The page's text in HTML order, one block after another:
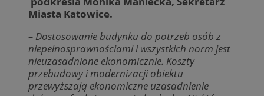
Miasta Katowice.
– Dostosowanie budynku do potrzeb osób z
niepełnosprawnościami i wszystkich norm jest
nieuzasadnione ekonomicznie. Koszty
przebudowy i modernizacji obiektu
przewyższają ekonomiczne uzasadnienie